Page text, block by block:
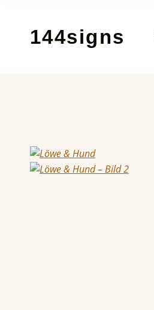
144signs